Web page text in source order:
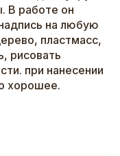
В работе он
на любую
пластмасс,
рисовать
при нанесении
хорошее.